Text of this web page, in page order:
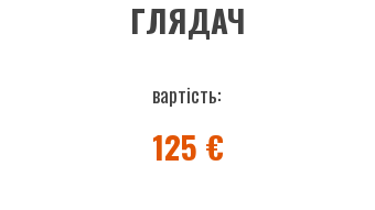
ГЛЯДАЧ
125 €
вартість: